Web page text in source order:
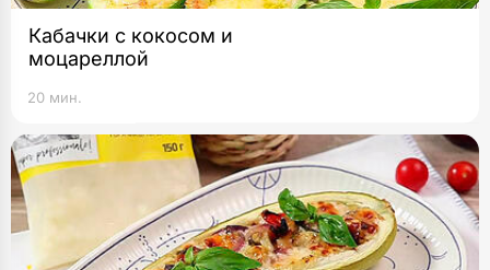
Кабачки с кокосом и
моцареллой
20 мин.